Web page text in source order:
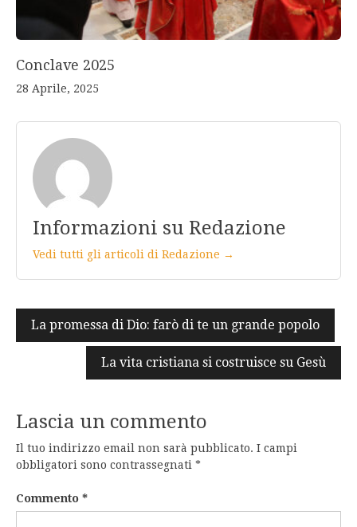
Conclave 2025
28 Aprile, 2025
Informazioni su Redazione
Vedi tutti gli articoli di Redazione →
Navigazione
articoli
La promessa di Dio: farò di te un grande popolo
La vita cristiana si costruisce su Gesù
Lascia un commento
Il tuo indirizzo email non sarà pubblicato. I campi
obbligatori sono contrassegnati *
Commento *